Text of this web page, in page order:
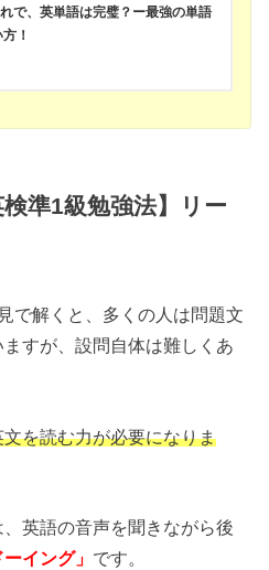
で、英単語は完璧？ー最強の単語
！
検準1級勉強法】リー
で解くと、多くの人は問題文
すが、設問自体は難しくあ
を読む力が必要になりま
英語の音声を聞きながら後
ーイング」 です。